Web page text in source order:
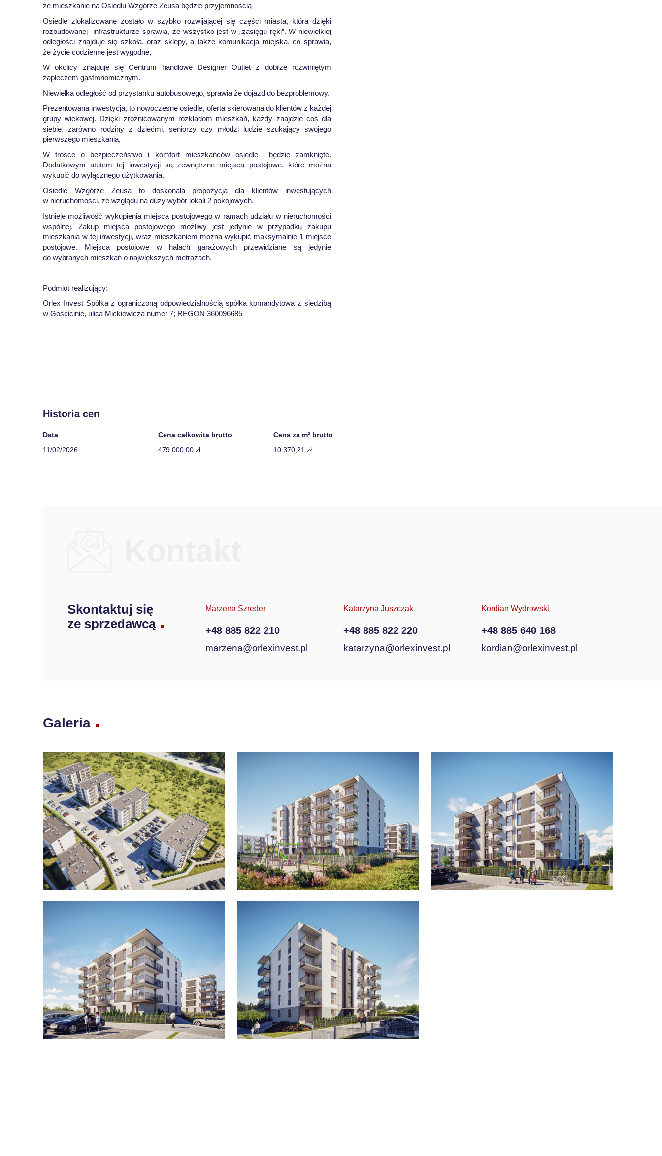
że mieszkanie na Osiedlu Wzgórze Zeusa będzie przyjemnością
Osiedle zlokalizowane zostało w szybko rozwijającej się części miasta, która dzięki
rozbudowanej infrastrukturze sprawia, że wszystko jest w „zasięgu ręki”. W niewielkiej
odległości znajduje się szkoła, oraz sklepy, a także komunikacja miejska, co sprawia,
że życie codzienne jest wygodne,
W okolicy znajduje się Centrum handlowe Designer Outlet z dobrze rozwiniętym
zapleczem gastronomicznym.
Niewielka odległość od przystanku autobusowego, sprawia że dojazd do bezproblemowy.
Prezentowana inwestycja, to nowoczesne osiedle, oferta skierowana do klientów z każdej
grupy wiekowej. Dzięki zróżnicowanym rozkładom mieszkań, każdy znajdzie coś dla
siebie, zarówno rodziny z dziećmi, seniorzy czy młodzi ludzie szukający swojego
pierwszego mieszkania,
W trosce o bezpieczeństwo i komfort mieszkańców osiedle będzie zamknięte.
Dodatkowym atutem tej inwestycji są zewnętrzne miejsca postojowe, które można
wykupić do wyłącznego użytkowania.
Osiedle Wzgórze Zeusa to doskonała propozycja dla klientów inwestujących
w nieruchomości, ze wzglądu na duży wybór lokali 2 pokojowych.
Istnieje możliwość wykupienia miejsca postojowego w ramach udziału w nieruchomości
wspólnej. Zakup miejsca postojowego możliwy jest jedynie w przypadku zakupu
mieszkania w tej inwestycji, wraz mieszkaniem można wykupić maksymalnie 1 miejsce
postojowe. Miejsca postojowe w halach garażowych przewidziane są jedynie
do wybranych mieszkań o największych metrażach.
Podmiot realizujący:
Orlex Invest Spółka z ograniczoną odpowiedzialnością spółka komandytowa z siedzibą
w Gościcinie, ulica Mickiewicza numer 7; REGON 360096685
Historia cen
Data Cena całkowita brutto
Cena za m² brutto
11/02/2026
479 000,00 zł 10 370,21 zł
Skontaktuj się
ze sprzedawcą
Marzena Szreder
+48 885 822 210
marzena@orlexinvest.pl
Katarzyna Juszczak
+48 885 822 220
katarzyna@orlexinvest.pl
Kordian Wydrowski
+48 885 640 168
kordian@orlexinvest.pl
Galeria